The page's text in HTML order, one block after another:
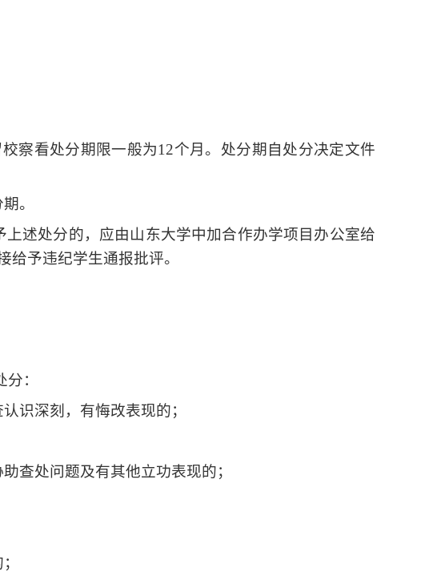
察看处分期限一般为12个月。处分期自处分决定文件
。
述处分的，应由山东大学中加合作办学项目办公室给
予违纪学生通报批评。
：
识深刻，有悔改表现的；
查处问题及有其他立功表现的；